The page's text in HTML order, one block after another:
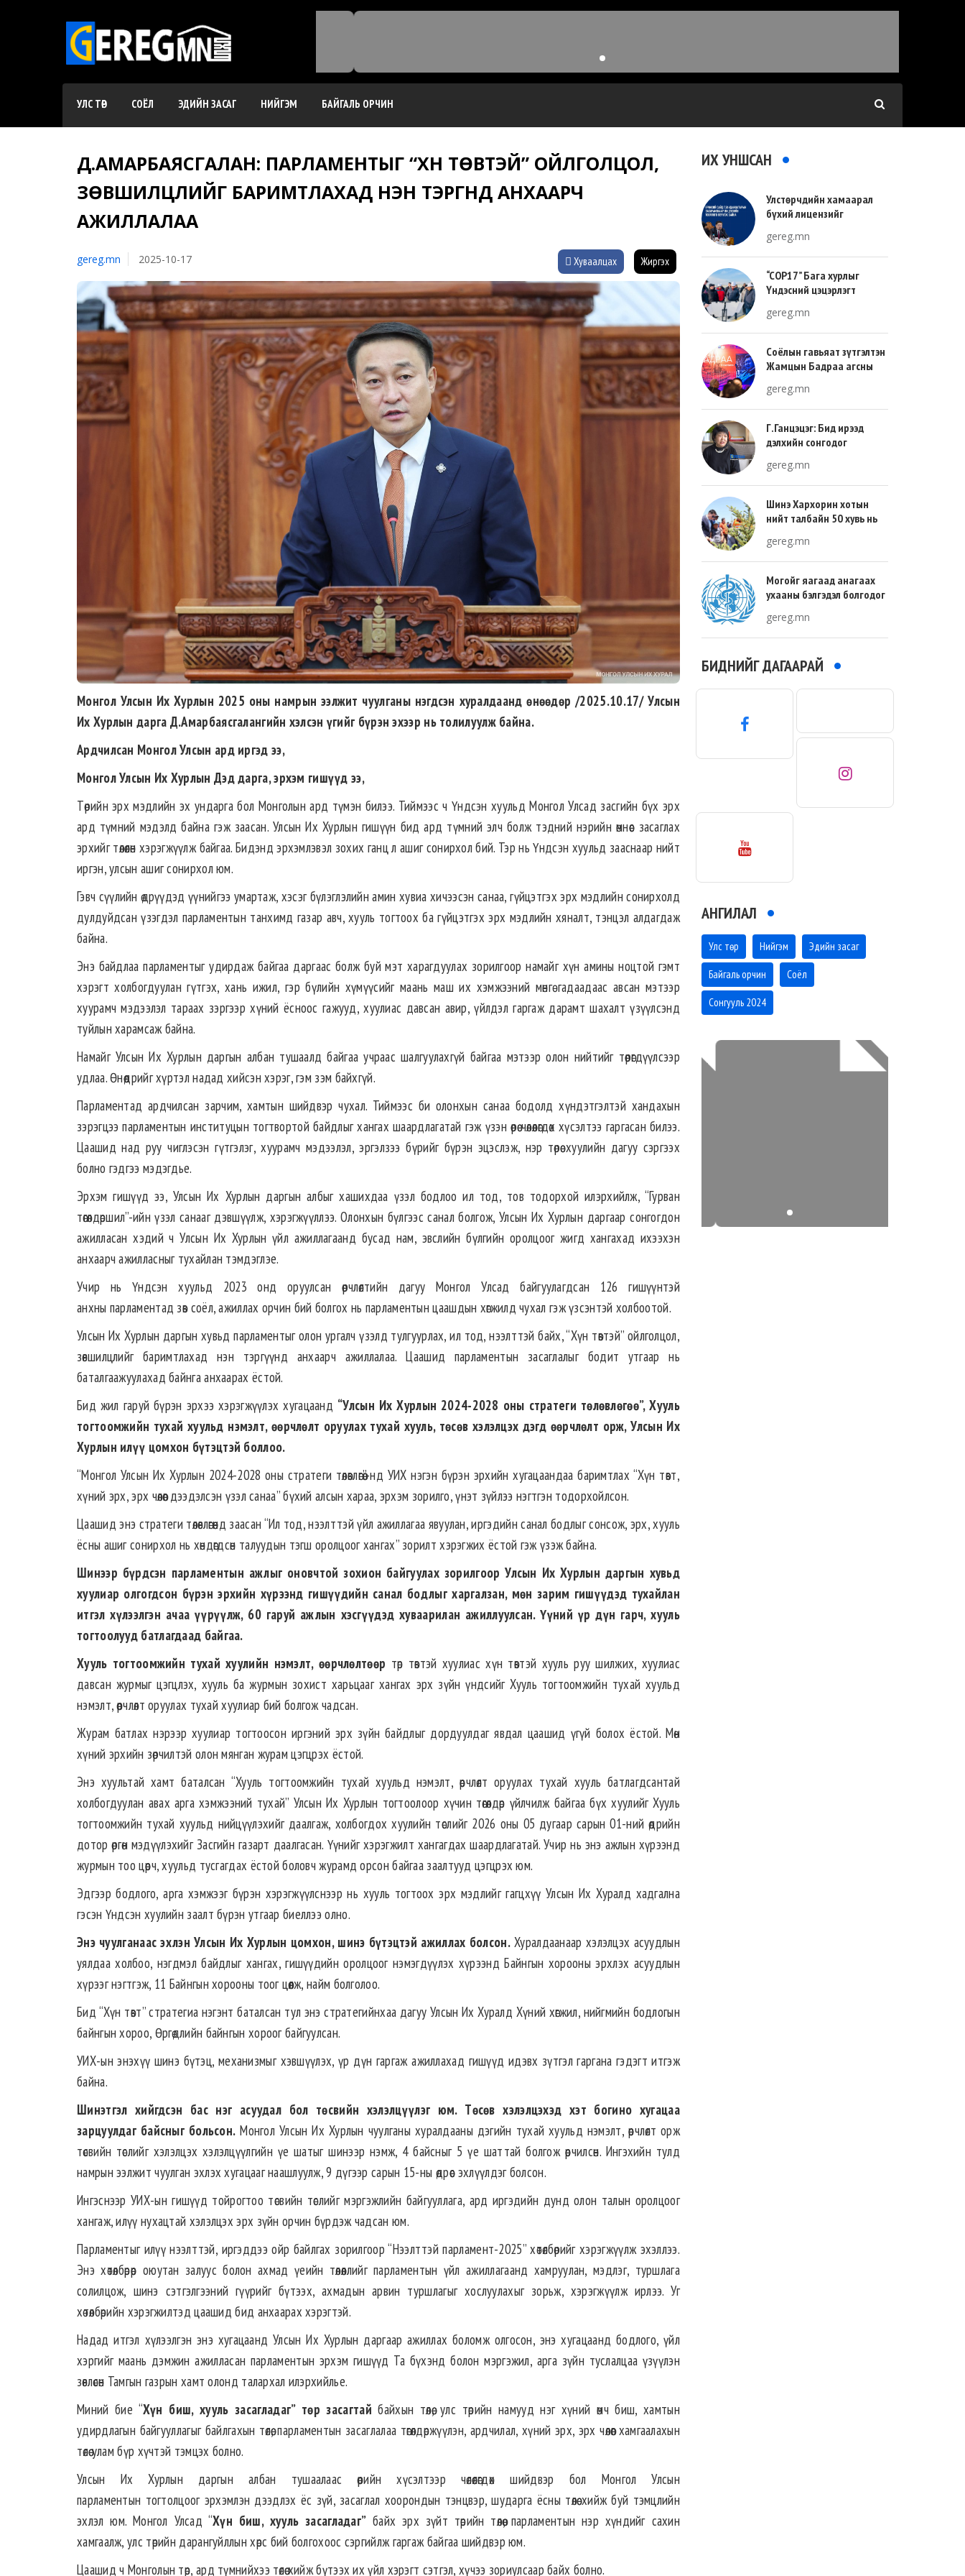
УЛС ТӨР СОЁЛ ЭДИЙН ЗАСАГ НИЙГЭМ БАЙГАЛЬ ОРЧИН
Д.АМАРБАЯСГАЛАН: ПАРЛАМЕНТЫГ “ХҮН ТӨВТЭЙ” ОЙЛГОЛЦОЛ,
ЗӨВШИЛЦЛИЙГ БАРИМТЛАХАД НЭН ТЭРГҮҮНД АНХААРЧ
АЖИЛЛАЛАА
gereg.mn 2025-10-17 Хуваалцах Жиргэх
Монгол Улсын Их Хурлын 2025 оны намрын ээлжит чуулганы нэгдсэн хуралдаанд өнөөдөр /2025.10.17/ Улсын
Их Хурлын дарга Д.Амарбаясгалангийн хэлсэн үгийг бүрэн эхээр нь толилуулж байна.
Ардчилсан Монгол Улсын ард иргэд ээ,
Монгол Улсын Их Хурлын Дэд дарга, эрхэм гишүүд ээ,
Төрийн эрх мэдлийн эх ундарга бол Монголын ард түмэн билээ. Тиймээс ч Үндсэн хуульд Монгол Улсад засгийн бүх эрх
ард түмний мэдэлд байна гэж заасан. Улсын Их Хурлын гишүүн бид ард түмний элч болж тэдний нэрийн өмнөөс засаглах
эрхийг төлөөлөн хэрэгжүүлж байгаа. Бидэнд эрхэмлэвэл зохих ганц л ашиг сонирхол бий. Тэр нь Үндсэн хуульд зааснаар нийт
иргэн, улсын ашиг сонирхол юм.
Гэвч сүүлийн өдрүүдэд үүнийгээ умартаж, хэсэг бүлэглэлийн амин хувиа хичээсэн санаа, гүйцэтгэх эрх мэдлийн сонирхолд
дулдуйдсан үзэгдэл парламентын танхимд газар авч, хууль тогтоох ба гүйцэтгэх эрх мэдлийн хяналт, тэнцэл алдагдаж
байна.
Энэ байдлаа парламентыг удирдаж байгаа даргаас болж буй мэт харагдуулах зорилгоор намайг хүн амины ноцтой гэмт
хэрэгт холбогдуулан гүтгэх, хань ижил, гэр бүлийн хүмүүсийг маань маш их хэмжээний мөнгө гадаадаас авсан мэтээр
хуурамч мэдээлэл тараах зэргээр хүний ёсноос гажууд, хуулиас давсан авир, үйлдэл гаргаж дарамт шахалт үзүүлсэнд
туйлын харамсаж байна.
Намайг Улсын Их Хурлын даргын албан тушаалд байгаа учраас шалгуулахгүй байгаа мэтээр олон нийтийг төөрөгдүүлсээр
удлаа. Өнөөдрийг хүртэл надад хийсэн хэрэг, гэм зэм байхгүй.
Парламентад ардчилсан зарчим, хамтын шийдвэр чухал. Тиймээс би олонхын санаа бодолд хүндэтгэлтэй хандахын
зэрэгцээ парламентын институцын тогтвортой байдлыг хангах шаардлагатай гэж үзэн өөрөө чөлөөлөгдөх хүсэлтээ гаргасан билээ.
Цаашид над руу чиглэсэн гүтгэлэг, хуурамч мэдээлэл, эргэлзээ бүрийг бүрэн эцэслэж, нэр төрөө хуулийн дагуу сэргээх
болно гэдгээ мэдэгдье.
Эрхэм гишүүд ээ, Улсын Их Хурлын даргын албыг хашихдаа үзэл бодлоо ил тод, тов тодорхой илэрхийлж, “Гурван
төгөлдөршил”-ийн үзэл санааг дэвшүүлж, хэрэгжүүллээ. Олонхын бүлгээс санал болгож, Улсын Их Хурлын даргаар сонгогдон
ажилласан хэдий ч Улсын Их Хурлын үйл ажиллагаанд бусад нам, эвслийн бүлгийн оролцоог жигд хангахад ихээхэн
анхаарч ажилласныг тухайлан тэмдэглэе.
Учир нь Үндсэн хуульд 2023 онд оруулсан өөрчлөлтийн дагуу Монгол Улсад байгуулагдсан 126 гишүүнтэй
анхны парламентад зөв соёл, ажиллах орчин бий болгох нь парламентын цаашдын хөгжилд чухал гэж үзсэнтэй холбоотой.
Улсын Их Хурлын даргын хувьд парламентыг олон ургалч үзэлд тулгуурлах, ил тод, нээлттэй байх, “Хүн төвтэй” ойлголцол,
зөвшилцлийг баримтлахад нэн тэргүүнд анхаарч ажиллалаа. Цаашид парламентын засаглалыг бодит утгаар нь
баталгаажуулахад байнга анхаарах ёстой.
Бид жил гаруй бүрэн эрхээ хэрэгжүүлэх хугацаанд “Улсын Их Хурлын 2024-2028 оны стратеги төлөвлөгөө”, Хууль
тогтоомжийн тухай хуульд нэмэлт, өөрчлөлт оруулах тухай хууль, төсөв хэлэлцэх дэгд өөрчлөлт орж, Улсын Их
Хурлын илүү цомхон бүтэцтэй боллоо.
“Монгол Улсын Их Хурлын 2024-2028 оны стратеги төлөвлөгөө”-нд УИХ нэгэн бүрэн эрхийн хугацаандаа баримтлах “Хүн төвт,
хүний эрх, эрх чөлөөг дээдэлсэн үзэл санаа” бүхий алсын хараа, эрхэм зорилго, үнэт зүйлээ нэгтгэн тодорхойлсон.
Цаашид энэ стратеги төлөвлөгөөнд заасан “Ил тод, нээлттэй үйл ажиллагаа явуулан, иргэдийн санал бодлыг сонсож, эрх, хууль
ёсны ашиг сонирхол нь хөндөгдсөн талуудын тэгш оролцоог хангах” зорилт хэрэгжих ёстой гэж үзэж байна.
Шинээр бүрдсэн парламентын ажлыг оновчтой зохион байгуулах зорилгоорУлсын Их Хурлын даргын хувьд
хуулиар олгогдсон бүрэн эрхийн хүрээнд гишүүдийн санал бодлыг харгалзан, мөн зарим гишүүдэд тухайлан
итгэл хүлээлгэн ачаа үүрүүлж, 60 гаруй ажлын хэсгүүдэд хуваарилан ажиллуулсан.Үүний үр дүн гарч, хууль
тогтоолууд батлагдаад байгаа.
Хууль тогтоомжийн тухай хуулийн нэмэлт, өөрчлөлтөөр төр төвтэй хуулиас хүн төвтэй хууль руу шилжих, хуулиас
давсан журмыг цэгцлэх, хууль ба журмын зохист харьцааг хангах эрх зүйн үндсийг Хууль тогтоомжийн тухай хуульд
нэмэлт, өөрчлөлт оруулах тухай хуулиар бий болгож чадсан.
Журам батлах нэрээр хуулиар тогтоосон иргэний эрх зүйн байдлыг дордуулдаг явдал цаашид үгүй болох ёстой. Мөн
хүний эрхийн зөрчилтэй олон мянган журам цэгцрэх ёстой.
Энэ хуультай хамт баталсан “Хууль тогтоомжийн тухай хуульд нэмэлт, өөрчлөлт оруулах тухай хууль батлагдсантай
холбогдуулан авах арга хэмжээний тухай” Улсын Их Хурлын тогтоолоор хүчин төгөлдөр үйлчилж байгаа бүх хуулийг Хууль
тогтоомжийн тухай хуульд нийцүүлэхийг даалгаж, холбогдох хуулийн төслийг 2026 оны 05 дугаар сарын 01-ний өдрийн
дотор өргөн мэдүүлэхийг Засгийн газарт даалгасан. Үүнийг хэрэгжилт хангагдах шаардлагатай. Учир нь энэ ажлын хүрээнд
журмын тоо цөөрч, хуульд тусгагдах ёстой боловч журамд орсон байгаа заалтууд цэгцрэх юм.
Эдгээр бодлого, арга хэмжээг бүрэн хэрэгжүүлснээр нь хууль тогтоох эрх мэдлийг гагцхүү Улсын Их Хуралд хадгална
гэсэн Үндсэн хуулийн заалт бүрэн утгаар биеллээ олно.
Энэ чуулганаас эхлэн Улсын Их Хурлын цомхон, шинэ бүтэцтэй ажиллах болсон.Хуралдаанаар хэлэлцэх асуудлын
уялдаа холбоо, нэгдмэл байдлыг хангах, гишүүдийн оролцоог нэмэгдүүлэх хүрээнд Байнгын хорооны эрхлэх асуудлын
хүрээг нэгтгэж, 11 Байнгын хорооны тоог цөөлж, найм болголоо.
Бид “Хүн төвт” стратегиа нэгэнт баталсан тул энэ стратегийнхаа дагуу Улсын Их Хуралд Хүний хөгжил, нийгмийн бодлогын
байнгын хороо, Өргөдлийн байнгын хороог байгуулсан.
УИХ-ын энэхүү шинэ бүтэц, механизмыг хэвшүүлэх, үр дүн гаргаж ажиллахад гишүүд идэвх зүтгэл гаргана гэдэгт итгэж
байна.
Шинэтгэл хийгдсэн бас нэг асуудал бол төсвийн хэлэлцүүлэг юм. Төсөв хэлэлцэхэд хэт богино хугацаа
зарцуулдаг байсныг больсон. Монгол Улсын Их Хурлын чуулганы хуралдааны дэгийн тухай хуульд нэмэлт, өөрчлөлт орж
төсвийн төслийг хэлэлцэх хэлэлцүүлгийн үе шатыг шинээр нэмж, 4 байсныг 5 үе шаттай болгож өөрчилсөн. Ингэхийн тулд
намрын ээлжит чуулган эхлэх хугацааг наашлуулж, 9 дүгээр сарын 15-ны өдрөөс эхлүүлдэг болсон.
Ингэснээр УИХ-ын гишүүд тойрогтоо төсвийн төслийг мэргэжлийн байгууллага, ард иргэдийн дунд олон талын оролцоог
хангаж, илүү нухацтай хэлэлцэх эрх зүйн орчин бүрдэж чадсан юм.
Парламентыг илүү нээлттэй, иргэддээ ойр байлгах зорилгоор “Нээлттэй парламент-2025” хөтөлбөрийг хэрэгжүүлж эхэллээ.
Энэ хөтөлбөрөөр оюутан залуус болон ахмад үеийн төлөөллийг парламентын үйл ажиллагаанд хамруулан, мэдлэг, туршлага
солилцож, шинэ сэтгэлгээний гүүрийг бүтээх, ахмадын арвин туршлагыг хослуулахыг зорьж, хэрэгжүүлж ирлээ. Уг
хөтөлбөрийн хэрэгжилтэд цаашид бид анхаарах хэрэгтэй.
Надад итгэл хүлээлгэн энэ хугацаанд Улсын Их Хурлын даргаар ажиллах боломж олгосон, энэ хугацаанд бодлого, үйл
хэргийг маань дэмжин ажилласан парламентын эрхэм гишүүд Та бүхэнд болон мэргэжил, арга зүйн туслалцаа үзүүлэн
зөвлөсөн Тамгын газрын хамт олонд талархал илэрхийлье.
Миний бие “Хүн биш, хууль засагладаг” төр засагтай байхын төлөө, улс төрийн намууд нэг хүний өмч биш, хамтын
удирдлагын байгууллагыг байлгахын төлөө, парламентын засаглалаа төгөлдөржүүлэн, ардчилал, хүний эрх, эрх чөлөөг хамгаалахын
төлөө улам бүр хүчтэй тэмцэх болно.
Улсын Их Хурлын даргын албан тушаалаас өөрийн хүсэлтээр чөлөөлөгдөх шийдвэр бол Монгол Улсын
парламентын тогтолцоог эрхэмлэн дээдлэх ёс зүй, засаглал хоорондын тэнцвэр, шударга ёсны төлөө хийж буй тэмцлийн
эхлэл юм. Монгол Улсад “Хүн биш, хууль засагладаг” байх эрх зүйт төрийн төлөө, парламентын нэр хүндийг сахин
хамгаалж, улс төрийн дарангуйллын хөрс бий болгохоос сэргийлж гаргаж байгаа шийдвэр юм.
Цаашид ч Монголын төр, ард түмнийхээ төлөө хийж бүтээх их үйл хэрэгт сэтгэл, хүчээ зориулсаар байх болно.
ИХ УНШСАН
Улстөрчдийн хамаарал
бүхий лицензийг
gereg.mn
“COP17” Бага хурлыг
Үндэсний цэцэрлэгт
зохион байгуулна
gereg.mn
Соёлын гавьяат зүтгэлтэн
Жамцын Бадраа агсны
тохиож байна
gereg.mn
Г.Ганцэцэг: Бид ирээд
дэлхийн сонгодог
хөгжлийн тухай л ярьсан
gereg.mn
Шинэ Хархорин хотын
нийт талбайн 50 хувь нь
хувь нь барилгажих
талбай, 20 хувь нь авто
зам байна
gereg.mn
Могойг яагаад анагаах
ухааны бэлгэдэл болгодог
gereg.mn
БИДНИЙГ ДАГААРАЙ
АНГИЛАЛ
Улс төр Нийгэм Эдийн засаг
Байгаль орчин Соёл
Сонгууль 2024